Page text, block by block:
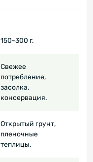
150-300 г.
Свежее
потребление,
засолка,
консервация.
Открытый грунт,
пленочные
теплицы.